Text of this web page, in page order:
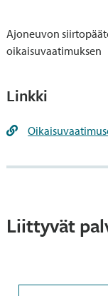
Ajoneuvon
oikaisuvaatimuksen
Linkki
Liittyvät